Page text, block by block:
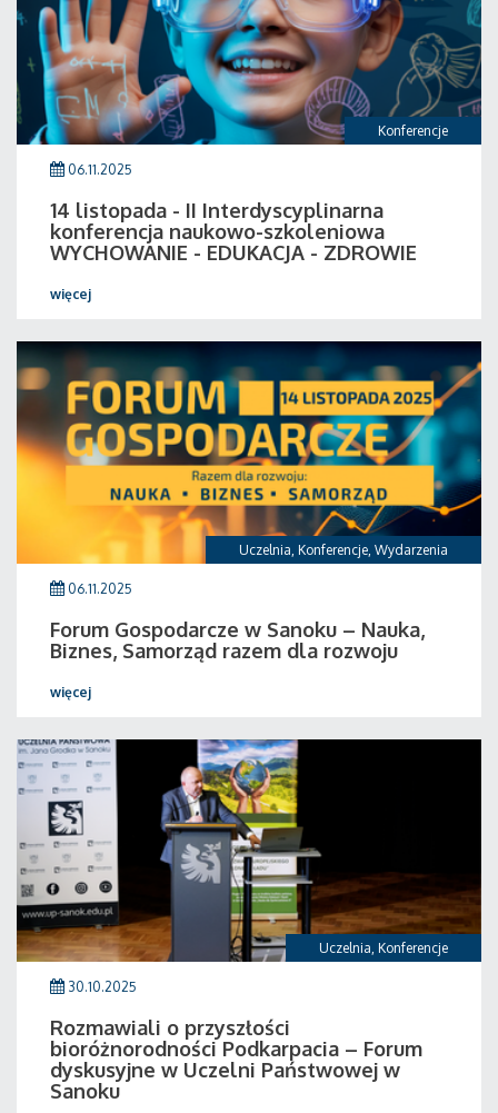
Konferencje
06.11.2025
14 listopada - II Interdyscyplinarna
konferencja naukowo-szkoleniowa
WYCHOWANIE - EDUKACJA - ZDROWIE
więcej
Uczelnia, Konferencje, Wydarzenia
06.11.2025
Forum Gospodarcze w Sanoku – Nauka,
Biznes, Samorząd razem dla rozwoju
więcej
Uczelnia, Konferencje
30.10.2025
Rozmawiali o przyszłości
bioróżnorodności Podkarpacia – Forum
dyskusyjne w Uczelni Państwowej w
Sanoku